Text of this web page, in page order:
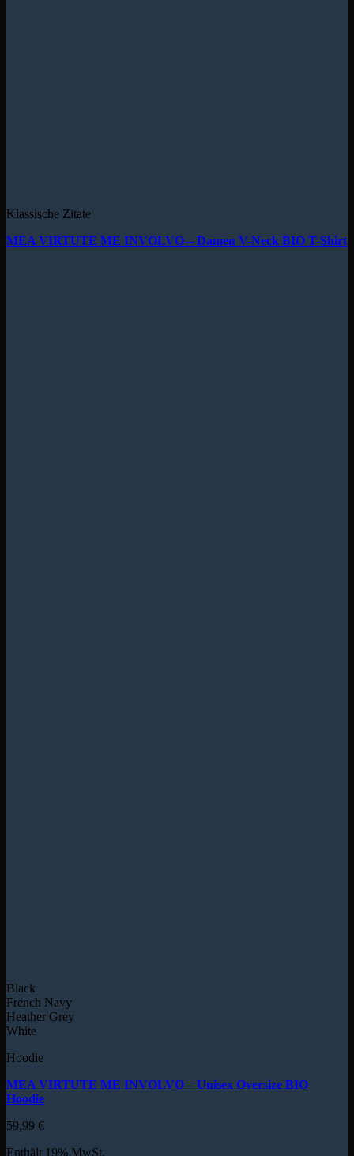
Klassische Zitate
MEA VIRTUTE ME INVOLVO – Damen V-Neck BIO T-Shirt
Black
French Navy
Heather Grey
White
Hoodie
MEA VIRTUTE ME INVOLVO – Unisex Oversize BIO
Hoodie
59,99 €
Enthält 19% MwSt.